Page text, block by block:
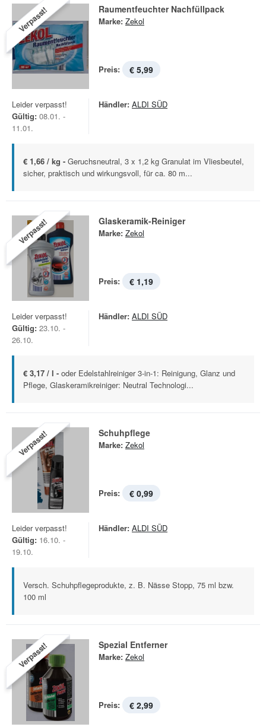
Verpasst! Raumentfeuchter Nachfüllpack
Marke: Zekol
Preis: € 5,99
Leider verpasst!
Gültig: 08.01. -
11.01.
Händler: ALDI SÜD
€ 1,66 / kg - Geruchsneutral, 3 x 1,2 kg Granulat im Vliesbeutel,
sicher, praktisch und wirkungsvoll, für ca. 80 m...
Verpasst! Glaskeramik-Reiniger
Marke: Zekol
Preis: € 1,19
Leider verpasst!
Gültig: 23.10. -
26.10.
Händler: ALDI SÜD
€ 3,17 / l - oder Edelstahlreiniger 3-in-1: Reinigung, Glanz und
Pflege, Glaskeramikreiniger: Neutral Technologi...
Verpasst! Schuhpflege
Marke: Zekol
Preis: € 0,99
Leider verpasst!
Gültig: 16.10. -
19.10.
Händler: ALDI SÜD
Versch. Schuhpflegeprodukte, z. B. Nässe Stopp, 75 ml bzw.
100 ml
Verpasst! Spezial Entferner
Marke: Zekol
Preis: € 2,99